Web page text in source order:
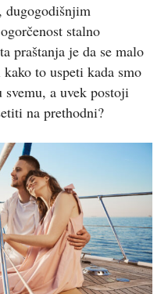
dugogodišnjim
stalno
praštanja je da se malo
to uspeti kada smo
svemu, a uvek postoji
na prethodni?